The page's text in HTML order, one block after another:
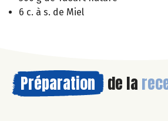
6 c. à s. de Miel
Préparation de la